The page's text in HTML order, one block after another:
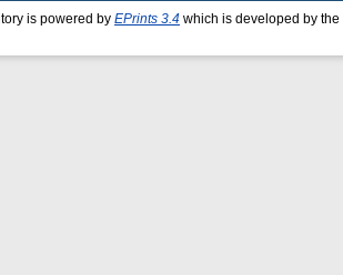
is powered by EPrints 3.4 which is developed by the